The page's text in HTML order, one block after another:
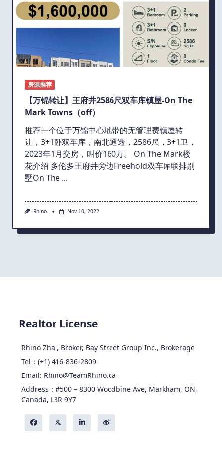
房源推荐
【万锦转让】王府井2586尺双车库镇屋-On The
Mark Towns（off）
推荐一个位于万锦中心地带的无管理费镇屋转
让，3+1卧双车库，南北通透，2586尺，3+1卫，
2023年1月交房，叫价160万。 On The Mark楼
花介绍 多伦多王府井旁边Freehold双车库联排别
墅On The ...
Rhino Nov 10, 2022
Realtor License
Rhino Zhai, Broker, Bay Street Group Inc., Brokerage
Tel：(+1) 416-836-2809
Email: Rhino@TeamRhino.ca
Address：#500 – 8300 Woodbine Ave, Markham, ON,
Canada, L3R 9Y7